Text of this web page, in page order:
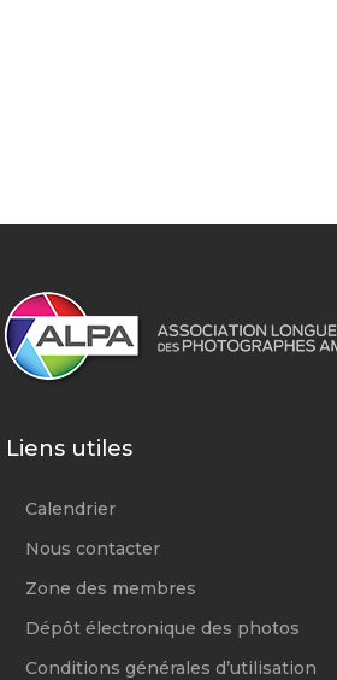
Liens utiles
Calendrier
Nous contacter
Zone des membres
Dépôt électronique des photos
Conditions générales d’utilisation